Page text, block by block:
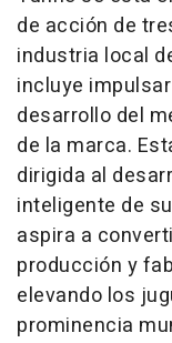
de acción de
industria local
incluye
desarrollo del
de la marca.
dirigida al
inteligente de
aspira a
producción y
elevando los
prominencia